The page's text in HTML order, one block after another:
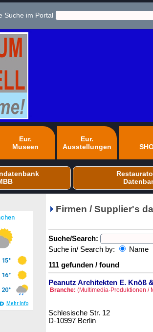
Suche im Portal
Eur.
Museen
Eur.
Ausstellungen
Firmen / Supplier's
Suche/Search:
Suche in/ Search by:
Name
111 gefunden / found
Peanutz Architekten E. Knöß
Branche: (Multimedia-Produktionen /
Schlesische Str. 12
D-10997 Berlin